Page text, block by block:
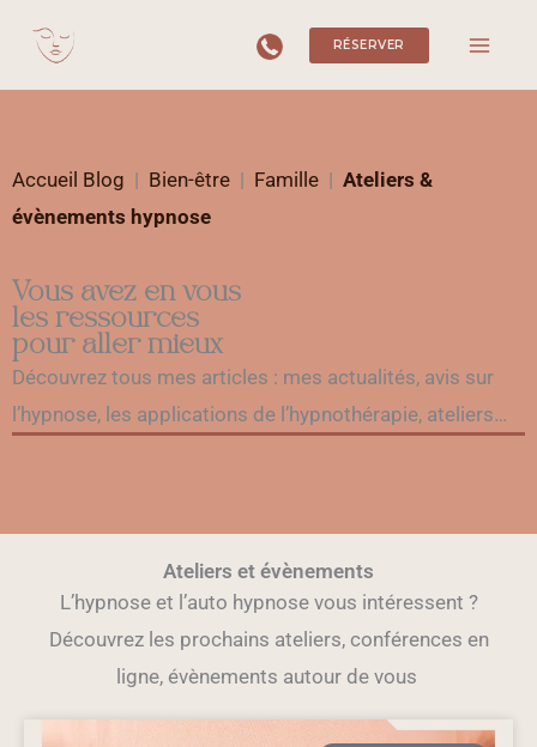
contenu
RÉSERVER
Accueil Blog | Bien-être | Famille | Ateliers &
évènements hypnose
Vous avez en vous
les ressources
pour aller mieux
Découvrez tous mes articles : mes actualités, avis sur
l’hypnose, les applications de l’hypnothérapie, ateliers…
Ateliers et évènements
L’hypnose et l’auto hypnose vous intéressent ?
Découvrez les prochains ateliers, conférences en
ligne, évènements autour de vous